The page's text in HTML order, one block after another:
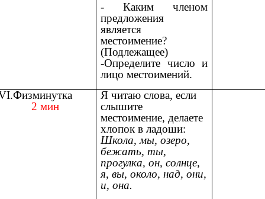
- Каким членом
предложения
является
местоимение?
(Подлежащее)
-Определите число и
лицо местоимений.
2 мин
Я читаю слова, если
слышите
местоимение, делаете
хлопок в ладоши:
Школа, мы, озеро,
бежать, ты,
прогулка, он, солнце,
я, вы, около, над, они,
и, она.